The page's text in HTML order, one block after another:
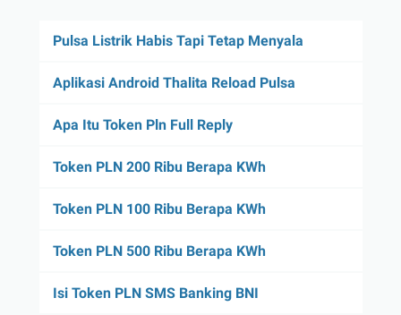
Pulsa Listrik Habis Tapi Tetap Menyala
Aplikasi Android Thalita Reload Pulsa
Apa Itu Token Pln Full Reply
Token PLN 200 Ribu Berapa KWh
Token PLN 100 Ribu Berapa KWh
Token PLN 500 Ribu Berapa KWh
Isi Token PLN SMS Banking BNI